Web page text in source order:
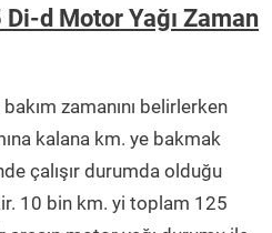
d Motor Yağı Zaman
bakım zamanını belirlerken
kalana km. ye bakmak
çalışır durumda olduğu
10 bin km. yi toplam 125